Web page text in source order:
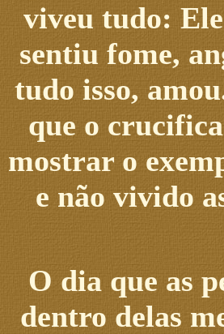
viveu tudo:
sentiu fome,
tudo isso,
que o
mostrar o
e não vivido
O dia que as
dentro delas